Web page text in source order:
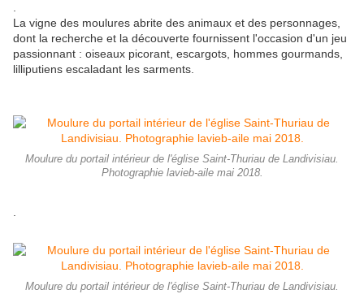
La vigne des moulures abrite des animaux et des personnages,
dont la recherche et la découverte fournissent l'occasion d'un jeu
passionnant : oiseaux picorant, escargots, hommes gourmands,
lilliputiens escaladant les sarments.
Moulure du portail intérieur de l'église Saint-Thuriau de Landivisiau.
Photographie lavieb-aile mai 2018.
Moulure du portail intérieur de l'église Saint-Thuriau de Landivisiau.